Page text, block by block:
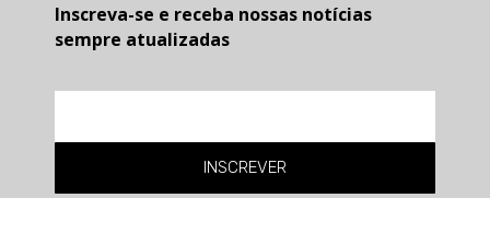
Inscreva-se e receba nossas notícias
sempre atualizadas
INSCREVER